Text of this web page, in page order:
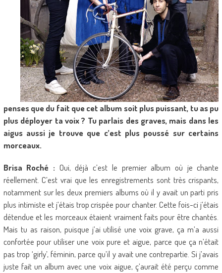
penses que du fait que cet album soit plus puissant, tu as pu
plus déployer ta voix ? Tu parlais des graves, mais dans les
aigus aussi je trouve que c’est plus poussé sur certains
morceaux.
Brisa Roché : Oui, déjà c’est le premier album où je chante
réellement. C’est vrai que les enregistrements sont très crispants,
notamment sur les deux premiers albums où il y avait un parti pris
plus intimiste et j’étais trop crispée pour chanter. Cette fois-ci j’étais
détendue et les morceaux étaient vraiment faits pour être chantés.
Mais tu as raison, puisque j’ai utilisé une voix grave, ça m’a aussi
confortée pour utiliser une voix pure et aigue, parce que ça n’était
pas trop ‘girly’, féminin, parce qu’il y avait une contrepartie. Si j’avais
juste fait un album avec une voix aigue, ç’aurait été perçu comme